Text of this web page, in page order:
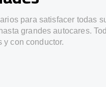
para satisfacer todas
grandes autocares.
y con conductor.